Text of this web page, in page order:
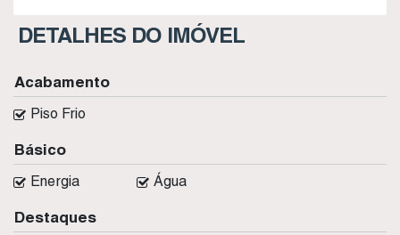
DETALHES DO IMÓVEL
Básico
Energia Água
Destaques
Acabamento
Piso Frio